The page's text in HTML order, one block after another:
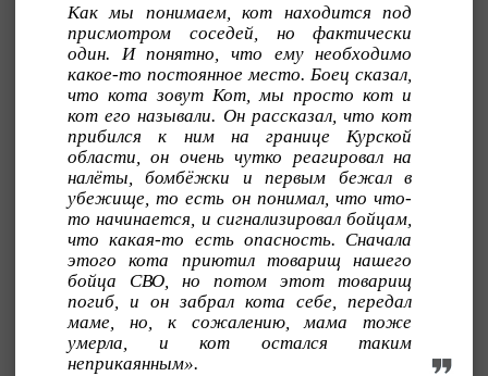
Как мы понимаем, кот находится под
присмотром соседей, но фактически
один. И понятно, что ему необходимо
какое-то постоянное место. Боец сказал,
что кота зовут Кот, мы просто кот и
кот его называли. Он рассказал, что кот
прибился к ним на границе Курской
области, он очень чутко реагировал на
налёты, бомбёжки и первым бежал в
убежище, то есть он понимал, что что-
то начинается, и сигнализировал бойцам,
что какая-то есть опасность. Сначала
этого кота приютил товарищ нашего
бойца СВО, но потом этот товарищ
погиб, и он забрал кота себе, передал
маме, но, к сожалению, мама тоже
умерла, и кот остался таким
неприкаянным».